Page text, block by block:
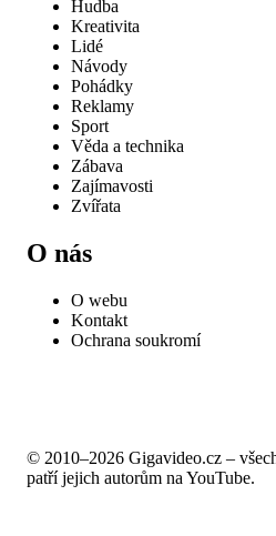
Hudba
Kreativita
Lidé
Návody
Pohádky
Reklamy
Sport
Věda a technika
Zábava
Zajímavosti
Zvířata
O nás
O webu
Kontakt
Ochrana soukromí
© 2010–2026 Gigavideo.cz –
patří jejich autorům na YouTube.